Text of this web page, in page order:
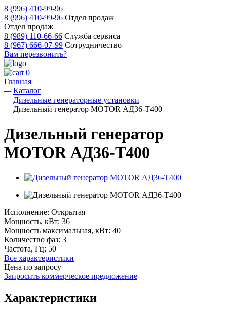
8 (996) 410-99-96
8 (996) 410-99-96 Отдел продаж
Отдел продаж
8 (989) 110-66-66 Служба сервиса
8 (967) 666-07-99 Сотрудничество
Вам перезвонить?
0
Главная
—Каталог
— Дизельные генераторные установки
— Дизельный генератор MOTOR АД36-Т400
Дизельный генератор
MOTOR АД36-Т400
Исполнение: Открытая
Мощность, кВт: 36
Мощность максимальная, кВт: 40
Количество фаз: 3
Частота, Гц: 50
Все характеристики
Цена по запросу
Запросить коммерческое предложение
Характеристики